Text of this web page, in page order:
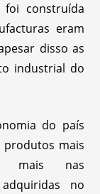
construída
eram
disso as
industrial do
do país
mais
mais nas
no